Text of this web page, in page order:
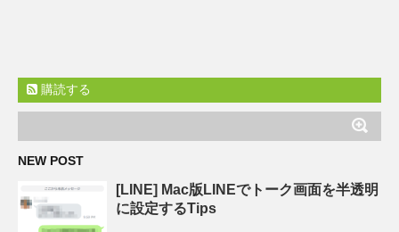
購読する
NEW POST
[LINE] Mac版LINEでトーク画面を半透明
に設定するTips